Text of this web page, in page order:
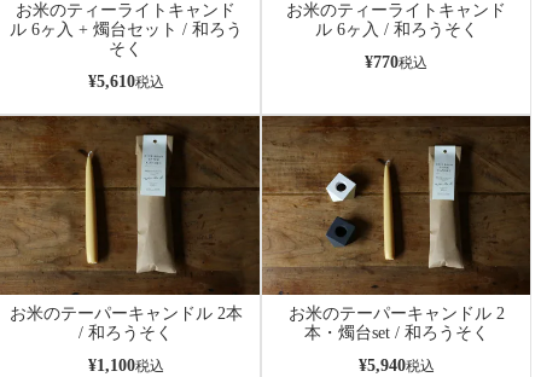
お米のティーライトキャンド
ル 6ヶ入 + 燭台セット / 和ろう
そく
¥5,610税込
お米のティーライトキャンド
ル 6ヶ入 / 和ろうそく
¥770税込
お米のテーパーキャンドル 2本
/ 和ろうそく
¥1,100税込
お米のテーパーキャンドル 2
本・燭台set / 和ろうそく
¥5,940税込